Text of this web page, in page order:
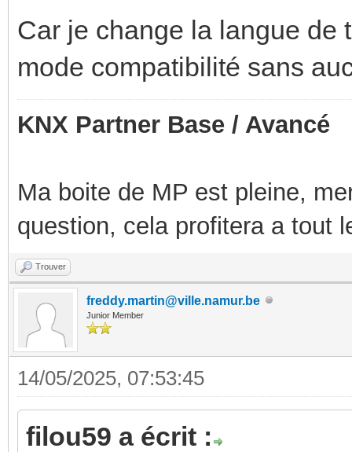
Car je change la langue de
mode compatibilité sans
KNX Partner Base / Avancé
Ma boite de MP est pleine,
question, cela profitera a tout
Trouver
freddy.martin@ville.namur.be
Junior Member
14/05/2025, 07:53:45
filou59 a écrit :